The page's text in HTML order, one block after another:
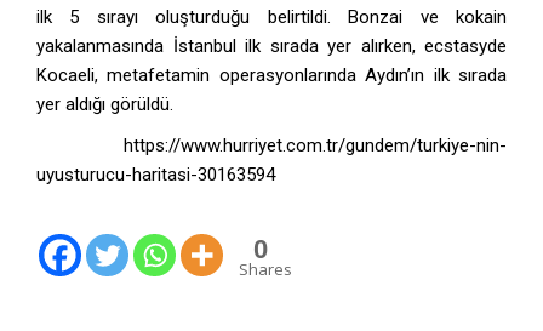
ilk 5 sırayı oluşturduğu belirtildi. Bonzai ve kokain
yakalanmasında İstanbul ilk sırada yer alırken, ecstasyde
Kocaeli, metafetamin operasyonlarında Aydın’ın ilk sırada
yer aldığı görüldü.
https://www.hurriyet.com.tr/gundem/turkiye-nin-
uyusturucu-haritasi-30163594
0
Shares